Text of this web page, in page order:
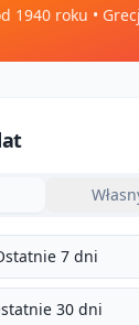
1940 roku •
7 dni
30 dni